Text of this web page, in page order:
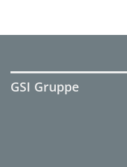
GSI Gruppe